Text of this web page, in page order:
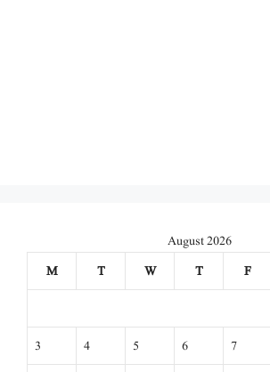
August 2026
M
T W T F
3
4 5 6 7